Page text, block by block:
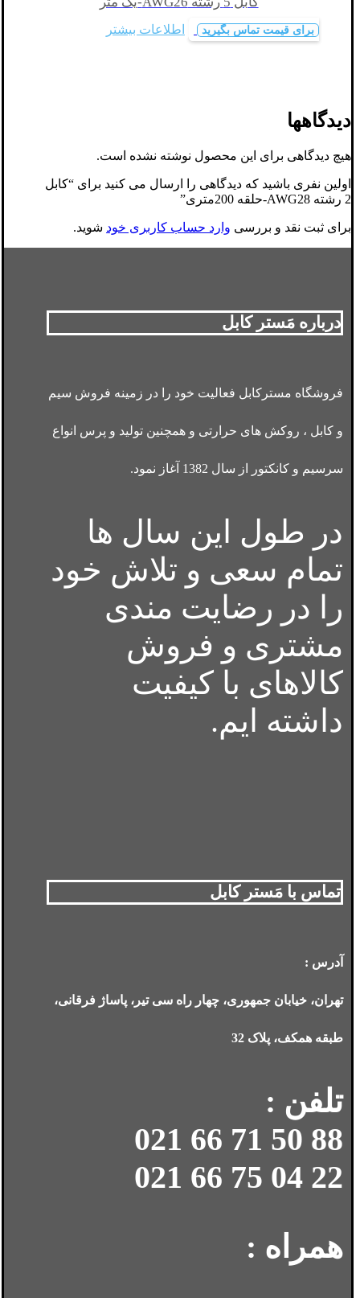
برای قیمت تماس بگیرید اطلاعات بیشتر
دیدگاهها
هیچ دیدگاهی برای این محصول نوشته نشده است.
اولین نفری باشید که دیدگاهی را ارسال می کنید برای “کابل
2 رشته AWG28-حلقه 200متری”
برای ثبت نقد و بررسی وارد حساب کاربری خود شوید.
درباره مَستر کابل
فروشگاه مسترکابل فعالیت خود را در زمینه فروش سیم
و کابل ، روکش های حرارتی و همچنین تولید و پرس انواع
سرسیم و کانکتور از سال 1382 آغاز نمود.
در طول این سال ها
تمام سعی و تلاش خود
را در رضایت مندی
مشتری و فروش
کالاهای با کیفیت
داشته ایم.
تماس با مَستر کابل
آدرس :
تهران، خیابان جمهوری، چهار راه سی تیر، پاساژ فرقانی،
طبقه همکف، پلاک 32
تلفن :
88 50 71 66 021
22 04 75 66 021
همراه :